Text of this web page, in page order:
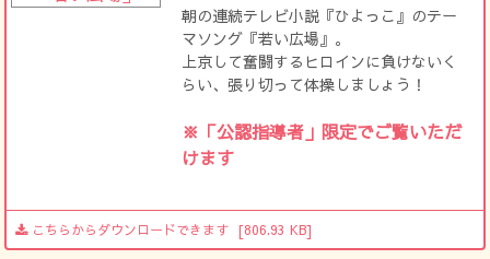
朝の連続テレビ小説『ひよっこ』のテー
マソング『若い広場』。
上京して奮闘するヒロインに負けないく
らい、張り切って体操しましょう！
※「公認指導者」限定でご覧いただ
けます
こちらからダウンロードできます [806.93 KB]